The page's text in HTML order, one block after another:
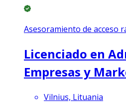
Asesoramiento de acceso
Licenciado en
Empresas y
Vilnius, Lituania